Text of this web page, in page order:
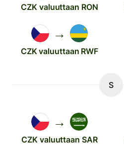
CZK valuuttaan RON
→
CZK valuuttaan RWF
S
→
CZK valuuttaan SAR